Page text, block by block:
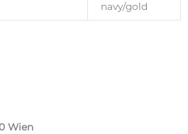
navy/gold
Wien